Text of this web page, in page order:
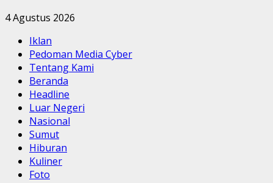
4 Agustus 2026
Iklan
Pedoman Media Cyber
Tentang Kami
Beranda
Headline
Luar Negeri
Nasional
Sumut
Hiburan
Kuliner
Foto